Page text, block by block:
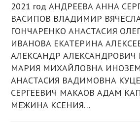
2021 год АНДРЕЕВА АННА
ВАСИПОВ ВЛАДИМИР
ГОНЧАРЕНКО АНАСТАСИЯ
ИВАНОВА ЕКАТЕРИНА
АЛЕКСАНДР
МАРИЯ МИХАЙЛОВНА
АНАСТАСИЯ ВАДИМОВНА
СЕРГЕЕВИЧ МАКАОВ АДАМ
МЕЖИНА КСЕНИЯ…